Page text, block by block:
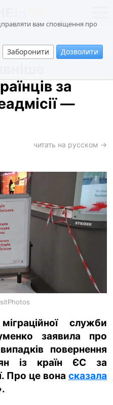
вам сповіщення про
Заборонити Дозволити
суспільство
події
кримінал
харків
архів
gambling
за
—
читать на русском →
служби
заявила про
повернення
із країн ЄС за
Про це вона сказала